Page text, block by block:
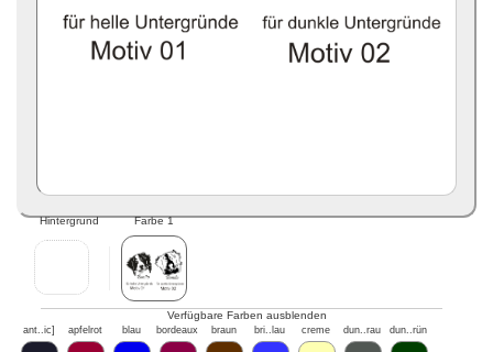
Hintergrund Farbe 1
Verfügbare Farben ausblenden
ant..ic] apfelrot blau bordeaux braun bri..lau creme dun..rau dun..rün